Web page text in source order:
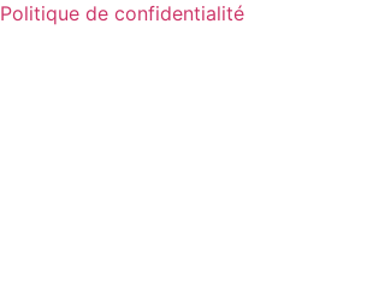
Politique de confidentialité